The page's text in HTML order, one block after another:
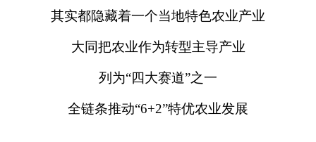
其实都隐藏着一个当地特色农业产业
大同把农业作为转型主导产业
列为“四大赛道”之一
全链条推动“6+2”特优农业发展